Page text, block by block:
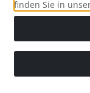
Alle Preise
finden Sie in